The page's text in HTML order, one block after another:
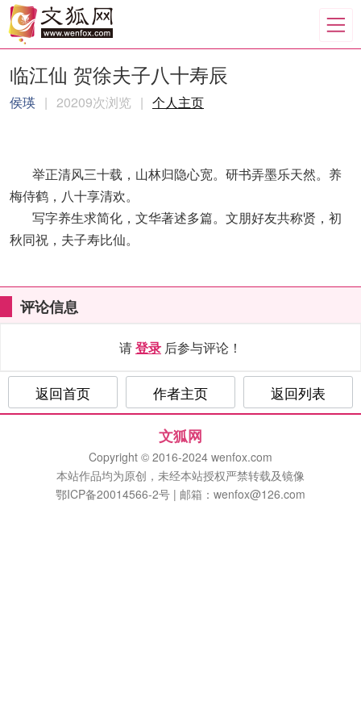
临江仙 贺徐夫子八十寿辰
侯瑛 | 20209次浏览 | 个人主页
举正清风三十载，山林归隐心宽。研书弄墨乐天然。养
梅侍鹤，八十享清欢。
写字养生求简化，文华著述多篇。文朋好友共称贤，初
秋同祝，夫子寿比仙。
评论信息
请登录 后参与评论！
返回首页 作者主页 返回列表
文狐网
Copyright © 2016-2024 wenfox.com
本站作品均为原创，未经本站授权严禁转载及镜像
鄂ICP备20014566-2号 | 邮箱：wenfox@126.com